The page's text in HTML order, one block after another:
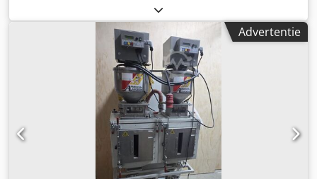
latten voorzien van een drievoudig geleidingsprofiel
hoogte 50 mm Dcjdpfx Aezrfn Ush Isk gewicht ca. 32 kg
Advertentie